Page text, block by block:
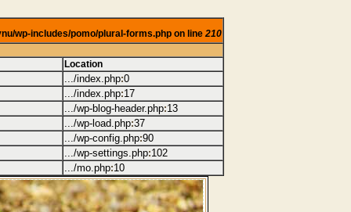
wp-includes/pomo/plural-forms.php on line210
Location
.../index.php:0
.../index.php:17
.../wp-blog-header.php:13
.../wp-load.php:37
.../wp-config.php:90
.../wp-settings.php:102
.../mo.php:10